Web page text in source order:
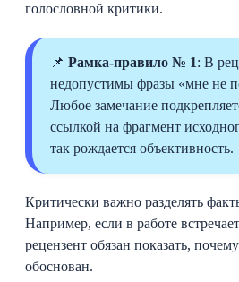
голословной критики.
📌 Рамка-правило № 1: В
недопустимы фразы «мне не
Любое замечание
ссылкой на фрагмент
так рождается объективность.
Критически важно разделять
Например, если в работе
рецензент обязан показать,
обоснован.